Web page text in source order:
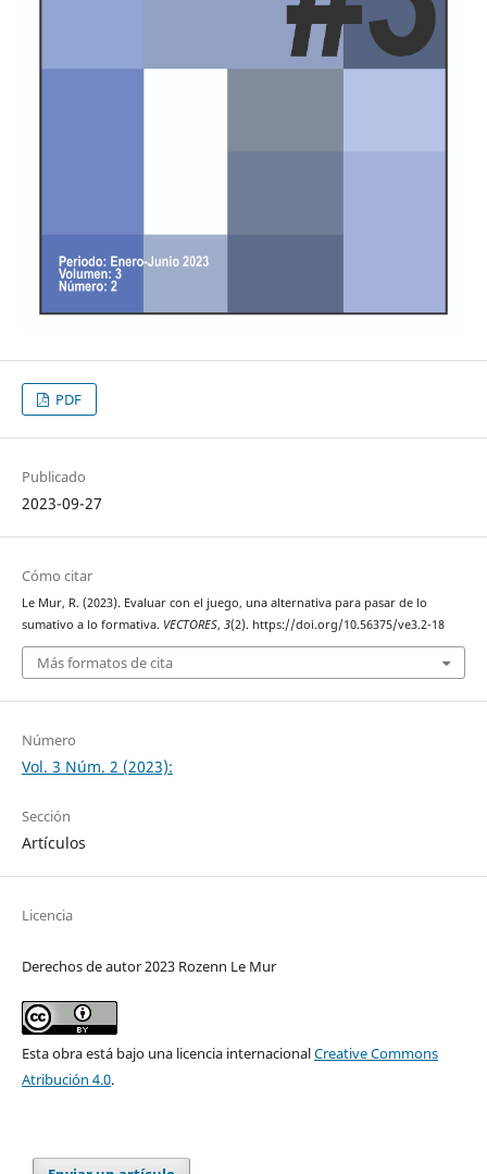
PDF
Publicado
2023-09-27
Cómo citar
Le Mur, R. (2023). Evaluar con el juego, una alternativa para pasar de lo
sumativo a lo formativa. VECTORES, 3(2). https://doi.org/10.56375/ve3.2-18
Más formatos de cita
Número
Vol. 3 Núm. 2 (2023):
Sección
Artículos
Licencia
Derechos de autor 2023 Rozenn Le Mur
Esta obra está bajo una licencia internacionalCreative Commons
Atribución 4.0.